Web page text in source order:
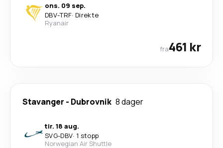
ons. 09 sep.
DBV-TRF· Direkte
Ryanair
fra461 kr
Stavanger - Dubrovnik 8 dager
tir. 18 aug.
SVG-DBV· 1 stopp
Norwegian Air Shuttle